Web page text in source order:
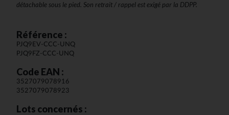
détachable sous le pied. Son retrait / rappel est exigé par la DDPP.
Référence :
PJQ9EV-CCC-UNQ
PJQ9FZ-CCC-UNQ
Code EAN :
3527079078916
3527079078923
Lots concernés :